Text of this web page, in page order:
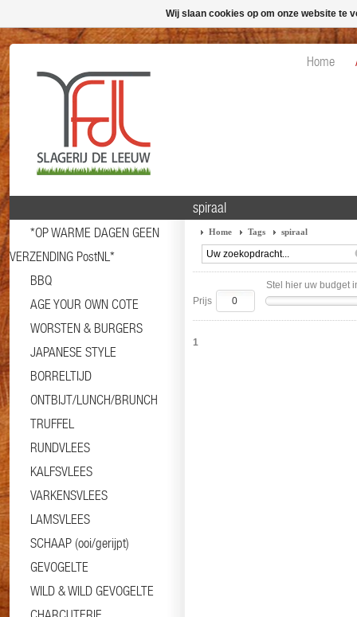
Home
*OP WARME DAGEN GEEN
VERZENDING PostNL*
BBQ
AGE YOUR OWN COTE
WORSTEN & BURGERS
JAPANESE STYLE
BORRELTIJD
ONTBIJT/LUNCH/BRUNCH
TRUFFEL
RUNDVLEES
KALFSVLEES
VARKENSVLEES
LAMSVLEES
SCHAAP (ooi/gerijpt)
GEVOGELTE
WILD & WILD GEVOGELTE
spiraal
Home Tags spiraal
Stel hier uw budget
Prijs
1
Wij slaan cookies op om onze website te